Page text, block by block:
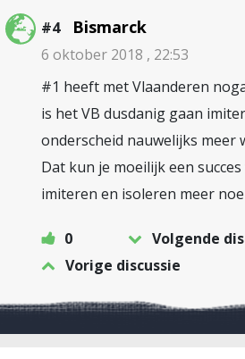
#4 Bismarck
6 oktober 2018 , 22:53
#1 heeft met Vlaanderen
is het VB dusdanig gaan
onderscheid nauwelijks meer
Dat kun je moeilijk een
imiteren en isoleren meer
0
Volgende
Vorige discussie